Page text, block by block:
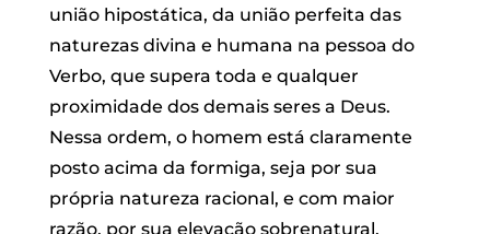
união hipostática, da união perfeita das
naturezas divina e humana na pessoa do
Verbo, que supera toda e qualquer
proximidade dos demais seres a Deus.
Nessa ordem, o homem está claramente
posto acima da formiga, seja por sua
própria natureza racional, e com maior
razão, por sua elevação sobrenatural,